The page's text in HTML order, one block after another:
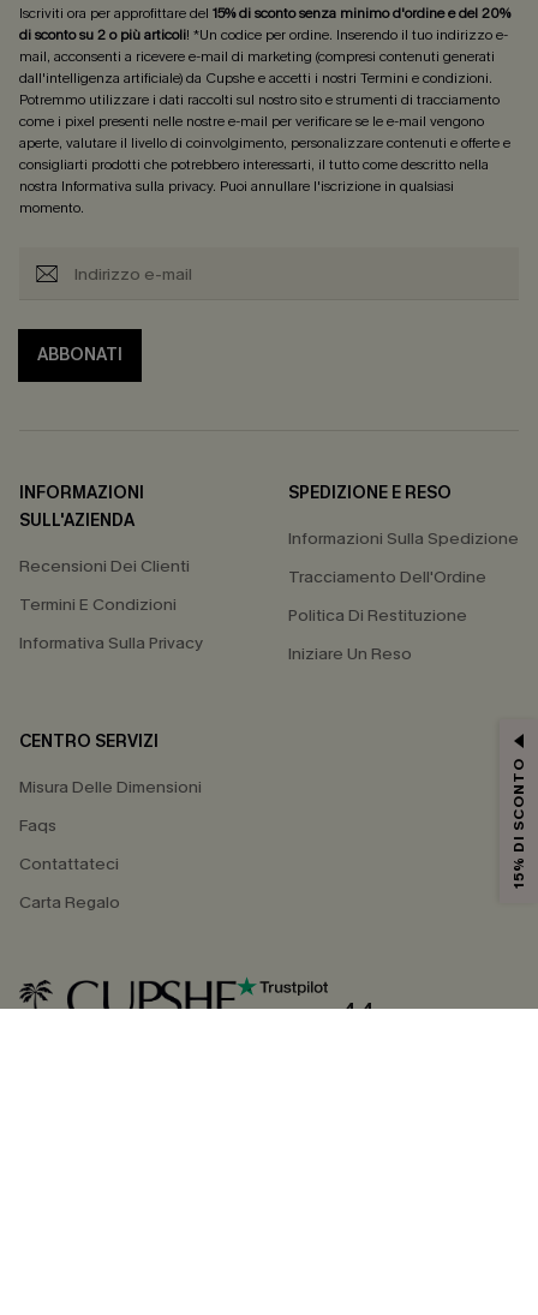
Iscriviti ora per approfittare del 15% di sconto senza minimo d'ordine e del 20%
di sconto su 2 o più articoli! *Un codice per ordine. Inserendo il tuo indirizzo e-
mail, acconsenti a ricevere e-mail di marketing (compresi contenuti generati
dall'intelligenza artificiale) da Cupshe e accetti i nostri Termini e condizioni.
Potremmo utilizzare i dati raccolti sul nostro sito e strumenti di tracciamento
come i pixel presenti nelle nostre e-mail per verificare se le e-mail vengono
aperte, valutare il livello di coinvolgimento, personalizzare contenuti e offerte e
consigliarti prodotti che potrebbero interessarti, il tutto come descritto nella
nostra Informativa sulla privacy. Puoi annullare l'iscrizione in qualsiasi
momento.
ABBONATI
INFORMAZIONI
SULL'AZIENDA
Recensioni Dei Clienti
Termini E Condizioni
Informativa Sulla Privacy
SPEDIZIONE E RESO
Informazioni Sulla Spedizione
Tracciamento Dell'Ordine
Politica Di Restituzione
Iniziare Un Reso
CENTRO SERVIZI
Misura Delle Dimensioni
Faqs
Contattateci
Carta Regalo
4.4
15% DI SCONTO